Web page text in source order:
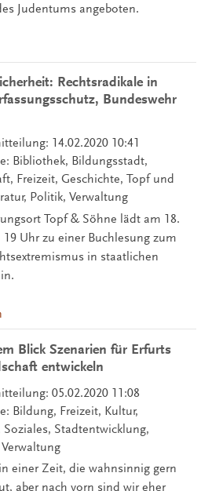
Judentums angeboten.
Rechtsradikale in
Bundeswehr
14.02.2020 10:41
Bibliothek, Bildungsstadt,
Freizeit, Geschichte, Topf und
Politik, Verwaltung
Topf & Söhne lädt am 18.
19 Uhr zu einer Buchlesung zum
in staatlichen
Blick Szenarien für Erfurts
entwickeln
05.02.2020 11:08
Bildung, Freizeit, Kultur,
Soziales, Stadtentwicklung,
einer Zeit, die wahnsinnig gern
aber nach vorn sind wir eher